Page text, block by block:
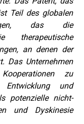
Teil des globalen
das die
therapeutische
an denen der
Das Unternehmen
zu
und
potenzielle nicht-
und Dyskinesie